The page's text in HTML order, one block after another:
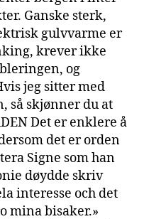
Ganske sterk,
gulvvarme er
krever ikke
og
jeg sitter med
så skjønner du at
Det er enklere å
det er orden
Signe som han
døydde skriv
interesse och det
mina bisaker.»